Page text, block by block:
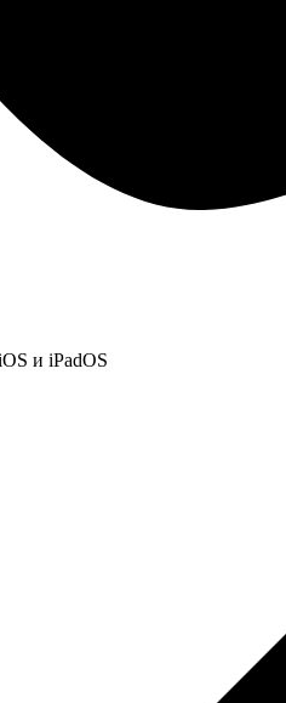
и iPadOS